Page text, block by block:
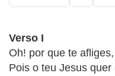
CIFRA
VÍDEO
Verso I
Oh! por que te
Pois o teu Jesus